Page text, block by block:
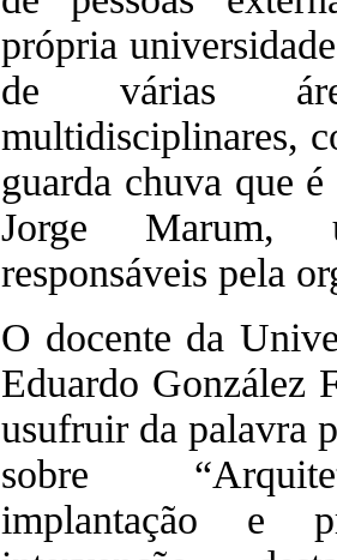
própria
de várias
multidisciplinares,
guarda chuva que
Jorge Marum,
responsáveis pela
O docente da
Eduardo González
usufruir da palavra
sobre
implantação e